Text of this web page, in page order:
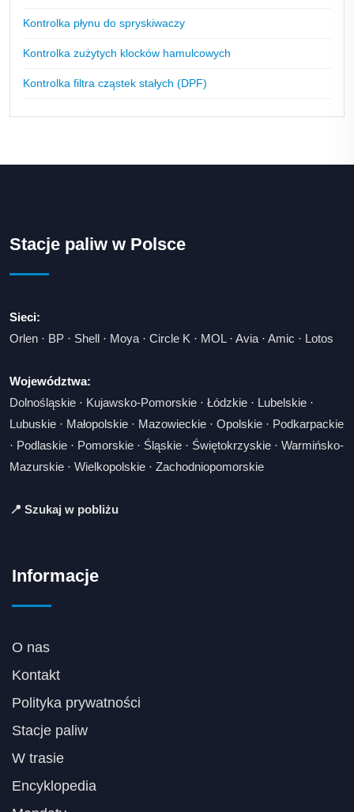
Kontrolka płynu do spryskiwaczy
Kontrolka zużytych klocków hamulcowych
Kontrolka filtra cząstek stałych (DPF)
Stacje paliw w Polsce
Sieci:
Orlen · BP · Shell · Moya · Circle K · MOL· Avia · Amic · Lotos
Województwa:
Dolnośląskie · Kujawsko-Pomorskie · Łódzkie · Lubelskie ·
Lubuskie · Małopolskie · Mazowieckie · Opolskie · Podkarpackie
· Podlaskie · Pomorskie · Śląskie · Świętokrzyskie · Warmińsko-
Mazurskie · Wielkopolskie · Zachodniopomorskie
📍 Szukaj w pobliżu
Informacje
O nas
Kontakt
Polityka prywatności
Stacje paliw
W trasie
Encyklopedia